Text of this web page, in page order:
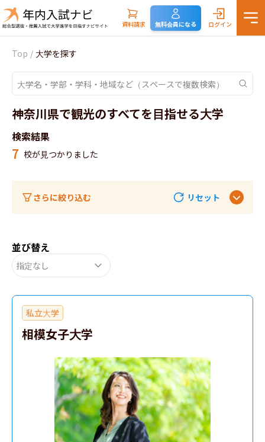
資料請求 無料会員になる ログイン
Top / 大学を探す
神奈川県で観光のすべてを目指せる大学
検索結果
7 校が見つかりました
さらに絞り込む リセット
並び替え
指定なし
私立大学
相模女子大学